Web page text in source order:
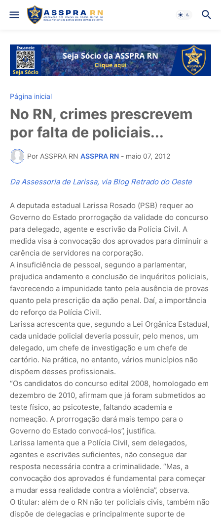
Página inicial
No RN, crimes prescrevem
por falta de policiais...
Por ASSPRA RN ASSPRA RN - maio 07, 2012
Da Assessoria de Larissa, via Blog Retrado do Oeste
A deputada estadual Larissa Rosado (PSB) requer ao
Governo do Estado prorrogação da validade do concurso
para delegado, agente e escrivão da Polícia Civil. A
medida visa à convocação dos aprovados para diminuir a
carência de servidores na corporação.
A insuficiência de pessoal, segundo a parlamentar,
prejudica andamento e conclusão de inquéritos policiais,
favorecendo a impunidade tanto pela ausência de provas
quanto pela prescrição da ação penal. Daí, a importância
do reforço da Polícia Civil.
Larissa acrescenta que, segundo a Lei Orgânica Estadual,
cada unidade policial deveria possuir, pelo menos, um
delegado, um chefe de investigação e um chefe de
cartório. Na prática, no entanto, vários municípios não
dispõem desses profissionais.
“Os candidatos do concurso edital 2008, homologado em
dezembro de 2010, afirmam que já foram submetidos ao
teste físico, ao psicoteste, faltando academia e
nomeação. A prorrogação dará mais tempo para o
Governo do Estado convocá-los”, justifica.
Larissa lamenta que a Polícia Civil, sem delegados,
agentes e escrivães suficientes, não consegue dar
resposta necessária contra a criminalidade. “Mas, a
convocação dos aprovados é fundamental para começar
a mudar essa realidade contra a violência”, observa.
O titular: além de o RN não ter policiais civis, também não
dispõe de delegacias e principalmente suporte de